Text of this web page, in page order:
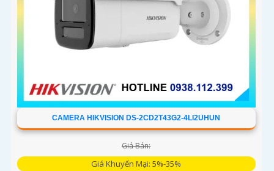
CAMERA HIKVISION DS-2CD2T43G2-4LI2UHUN
Giá Bán:
Giá Khuyến Mại: 5%-35%